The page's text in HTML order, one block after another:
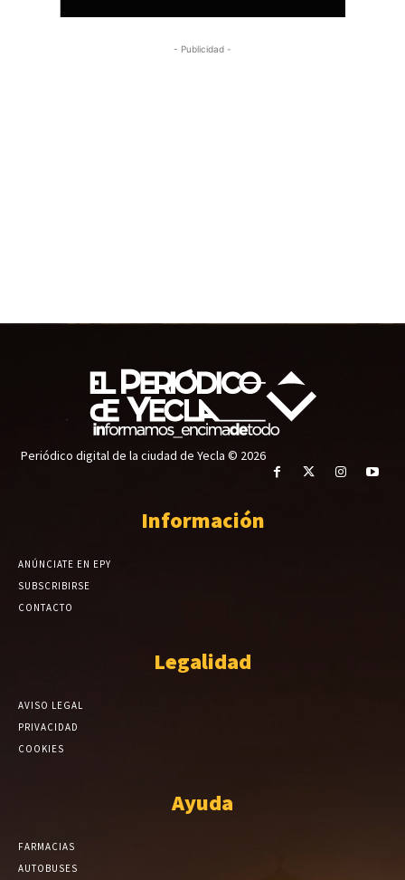
- Publicidad -
Periódico digital de la ciudad de Yecla © 2026
Información
ANÚNCIATE EN EPY
SUBSCRIBIRSE
CONTACTO
Legalidad
AVISO LEGAL
PRIVACIDAD
COOKIES
Ayuda
FARMACIAS
AUTOBUSES